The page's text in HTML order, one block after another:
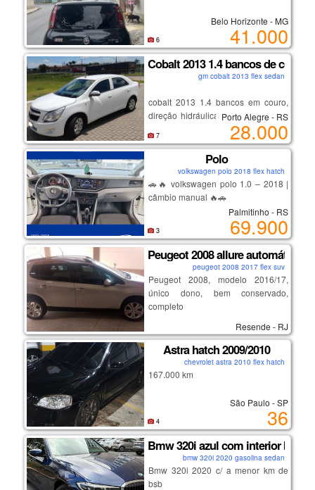
Belo Horizonte - MG
41.000
6
Cobalt 2013 1.4 bancos de couro
gm cobalt 2013 flex sedan
cobalt 2013 1.4 bancos em couro,
direção hidráulica, ar condicionado,
central multimídia, descanso de
braço do motorista, ar quente,
desembaçador traseiro,câmera de
Porto Alegre - RS
28.000
7
Polo
volkswagen polo 2018 flex hatch
🚗🔥 volkswagen polo 1.0 – 2018 |
câmbio manual 🔥🚗
✅ ano 2018
✅ único dono
✅ apenas 21.000 km rodados
✅ chave reserva
✅ excelente estado de conservação
✅ econômico, confortável e
confiável
✅ manual do proprietário
✅ 4 pneus novos
✅ revisado
✅ sem sinistro
✅ sem leilão
Palmitinho - RS
69.900
3
Peugeot 2008 allure automático
peugeot 2008 2017 flex suv
Peugeot 2008, modelo 2016/17,
único dono, bem conservado,
completo
Resende - RJ
Astra hatch 2009/2010
chevrolet astra 2010 flex hatch
167.000 km
São Paulo - SP
36
4
Bmw 320i azul com interior bege
bmw 320i 2020 gasolina sedan
Bmw 320i 2020 c/ a menor km de
bsb